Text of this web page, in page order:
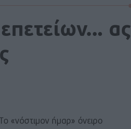
ας
«νόστιμον ήμαρ» όνειρο